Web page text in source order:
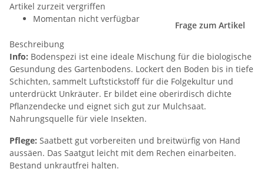
Artikel zurzeit vergriffen
Momentan nicht verfügbar
Frage zum Artikel
Beschreibung
Info: Bodenspezi ist eine ideale Mischung für die biologische
Gesundung des Gartenbodens. Lockert den Boden bis in tiefe
Schichten, sammelt Luftstickstoff für die Folgekultur und
unterdrückt Unkräuter. Er bildet eine oberirdisch dichte
Pflanzendecke und eignet sich gut zur Mulchsaat.
Nahrungsquelle für viele Insekten.
Pflege: Saatbett gut vorbereiten und breitwürfig von Hand
aussäen. Das Saatgut leicht mit dem Rechen einarbeiten.
Bestand unkrautfrei halten.